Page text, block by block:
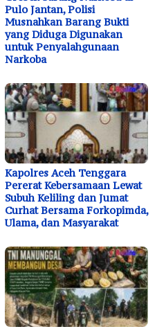
Pulo Jantan, Polisi
Musnahkan Barang Bukti
yang Diduga Digunakan
untuk Penyalahgunaan
Narkoba
Kapolres Aceh Tenggara
Pererat Kebersamaan Lewat
Subuh Keliling dan Jumat
Curhat Bersama Forkopimda,
Ulama, dan Masyarakat